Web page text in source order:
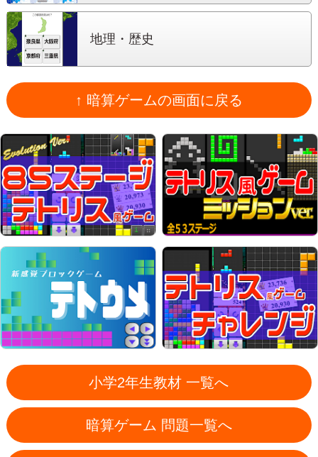
地理・歴史
↑ 暗算ゲームの画面に戻る
小学2年生教材 一覧へ
暗算ゲーム 問題一覧へ